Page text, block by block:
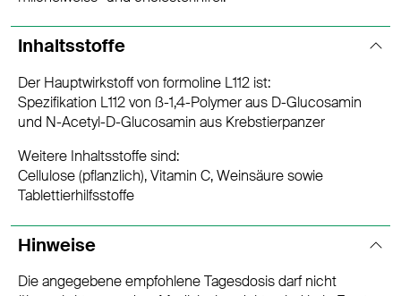
Inhaltsstoffe
Der Hauptwirkstoff von formoline L112 ist:
Spezifikation L112 von ß-1,4-Polymer aus D-Glucosamin
und N-Acetyl-D-Glucosamin aus Krebstierpanzer
Weitere Inhaltsstoffe sind:
Cellulose (pflanzlich), Vitamin C, Weinsäure sowie
Tablettierhilfsstoffe
Hinweise
Die angegebene empfohlene Tagesdosis darf nicht